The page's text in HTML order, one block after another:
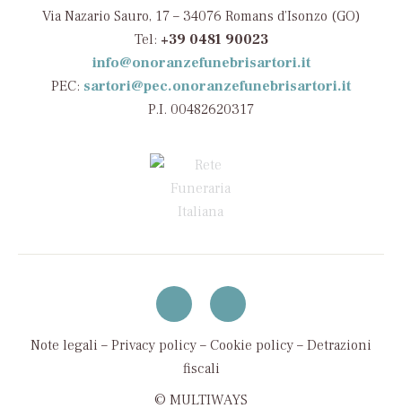
Via Nazario Sauro, 17 – 34076 Romans d’Isonzo (GO)
Tel: +39 0481 90023
info@onoranzefunebrisartori.it
PEC: sartori@pec.onoranzefunebrisartori.it
P.I. 00482620317
Note legali – Privacy policy – Cookie policy – Detrazioni
fiscali
© MULTIWAYS